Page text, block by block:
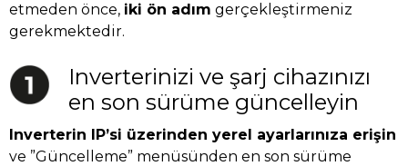
etmeden önce, iki ön adım gerçekleştirmeniz
gerekmektedir.
Inverterinizi ve şarj cihazınızı
en son sürüme güncelleyin
Inverterin IP’si üzerinden yerel ayarlarınıza erişin
ve ”Güncelleme” menüsünden en son sürüme